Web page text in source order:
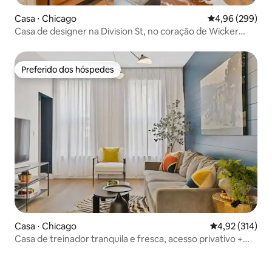
Casa ⋅ Chicago 4,96 de uma
4,96 (299)
Casa de designer na Division St, no coração de Wicker
Preferido dos hóspedes
Preferido dos hóspedes
Casa ⋅ Chicago 4,92 de uma
4,92 (314)
Casa de treinador tranquila e fresca, acesso privativo +